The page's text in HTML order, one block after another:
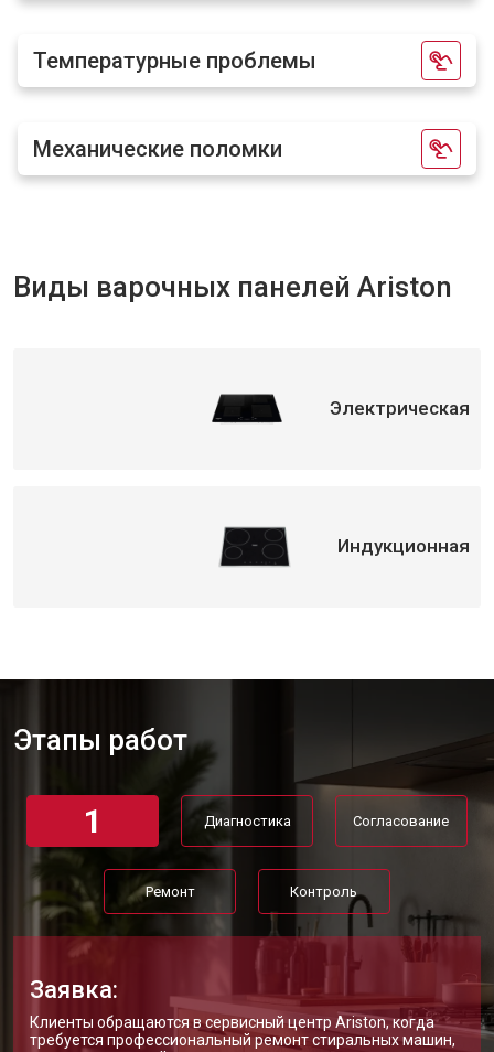
Температурные проблемы
Механические поломки
Виды варочных панелей Ariston
Электрическая
Индукционная
Этапы работ
1 Диагностика Согласование
Ремонт Контроль
Заявка:
Клиенты обращаются в сервисный центр Ariston, когда
требуется профессиональный ремонт стиральных машин,